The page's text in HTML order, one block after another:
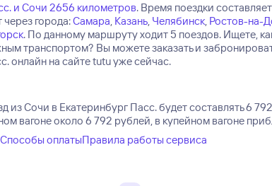
и Сочи 2656 километров. Время поездки
города:Самара, Казань, Челябинск, Ростов-на-
. По данному маршруту ходит 5 поездов. Ищете,
транспортом? Вы можете заказать и
онлайн на сайте tutu уже сейчас.
из Сочи в Екатеринбург Пасс. будет составлять 6
вагоне около 6 792 рублей, в купейном вагоне
Способы оплатыПравила работы сервиса